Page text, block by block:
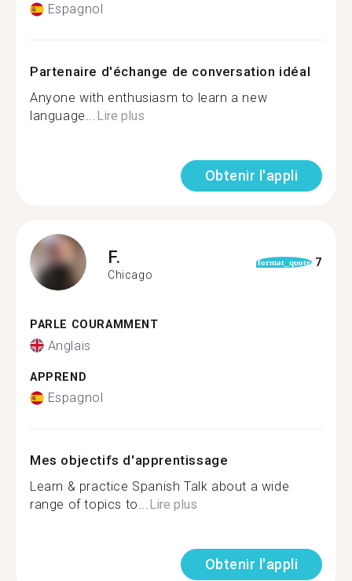
Espagnol
Partenaire d'échange de conversation idéal
Anyone with enthusiasm to learn a new
language...Lire plus
Obtenir l'appli
F.
Chicago
format_quote 7
PARLE COURAMMENT
Anglais
APPREND
Espagnol
Mes objectifs d'apprentissage
Learn & practice Spanish Talk about a wide
range of topics to...Lire plus
Obtenir l'appli